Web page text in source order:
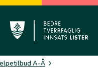
Lyngdal
A-Å